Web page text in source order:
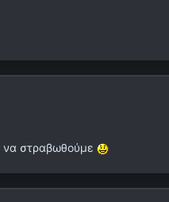
να στραβωθούμε